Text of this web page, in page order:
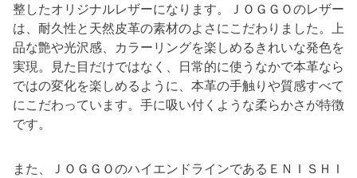
整したオリジナルレザーになります。ＪＯＧＧＯのレザー
は、耐久性と天然皮革の素材のよさにこだわりました。上
品な艶や光沢感、カラーリングを楽しめるきれいな発色を
実現。見た目だけではなく、日常的に使うなかで本革なら
ではの変化を楽しめるように、本革の手触りや質感すべて
にこだわっています。手に吸い付くような柔らかさが特徴
です。
また、ＪＯＧＧＯのハイエンドラインであるＥＮＩＳＨＩ